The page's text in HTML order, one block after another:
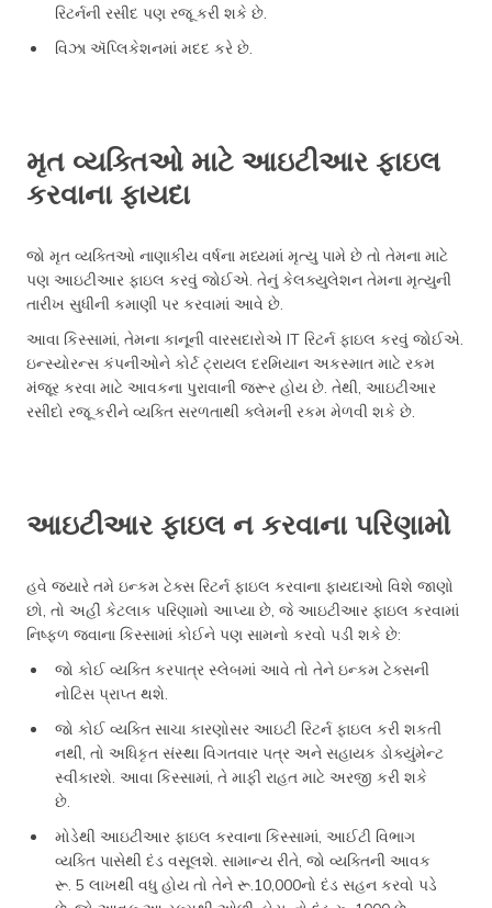
રિટર્નની રસીદ પણ રજૂ કરી શકે છે.
વિઝા ઍપ્લિકેશનમાં મદદ કરે છે.
મૃત વ્યક્તિઓ માટે આઇટીઆર ફાઇલ
કરવાના ફાયદા
જો મૃત વ્યક્તિઓ નાણાકીય વર્ષના મધ્યમાં મૃત્યુ પામે છે તો તેમના માટે
પણ આઇટીઆર ફાઇલ કરવું જોઈએ. તેનું કેલક્યુલેશન તેમના મૃત્યુની
તારીખ સુધીની કમાણી પર કરવામાં આવે છે.
આવા કિસ્સામાં, તેમના કાનૂની વારસદારોએ IT રિટર્ન ફાઇલ કરવું જોઈએ.
ઇન્સ્યોરન્સ કંપનીઓને કોર્ટ ટ્રાયલ દરમિયાન અકસ્માત માટે રકમ
મંજૂર કરવા માટે આવકના પુરાવાની જરૂર હોય છે. તેથી, આઇટીઆર
રસીદો રજૂ કરીને વ્યક્તિ સરળતાથી ક્લેમની રકમ મેળવી શકે છે.
આઇટીઆર ફાઇલ ન કરવાના પરિણામો
હવે જ્યારે તમે ઇન્કમ ટેક્સ રિટર્ન ફાઇલ કરવાના ફાયદાઓ વિશે જાણો
છો, તો અહીં કેટલાક પરિણામો આપ્યા છે, જે આઇટીઆર ફાઇલ કરવામાં
નિષ્ફળ જવાના કિસ્સામાં કોઈને પણ સામનો કરવો પડી શકે છે:
જો કોઈ વ્યક્તિ કરપાત્ર સ્લેબમાં આવે તો તેને ઇન્કમ ટેક્સની
નોટિસ પ્રાપ્ત થશે.
જો કોઈ વ્યક્તિ સાચા કારણોસર આઇટી રિટર્ન ફાઇલ કરી શકતી
નથી, તો અધિકૃત સંસ્થા વિગતવાર પત્ર અને સહાયક ડોક્યુંમેન્ટ
સ્વીકારશે. આવા કિસ્સામાં, તે માફી રાહત માટે અરજી કરી શકે
છે.
મોડેથી આઇટીઆર ફાઇલ કરવાના કિસ્સામાં, આઈટી વિભાગ
વ્યક્તિ પાસેથી દંડ વસૂલશે. સામાન્ય રીતે, જો વ્યક્તિની આવક
રૂ. 5 લાખથી વધુ હોય તો તેને રૂ.10,000નો દંડ સહન કરવો પડે